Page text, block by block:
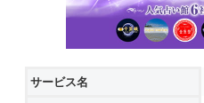
サービス名